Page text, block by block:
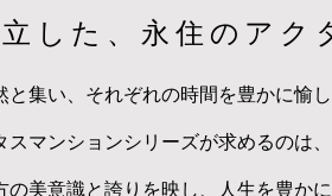
した、 永住のアク
集い、 それぞれの時間を豊かに愉
スマンションシリーズが求めるのは、
の美意識と誇りを映し、人生を豊かに